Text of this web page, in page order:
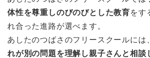
体性を尊重しのびのびとした教育をす
れ合った進路が選べます。
あしたのつばさのフリースクールには
れが別の問題を理解し親子さんと相談